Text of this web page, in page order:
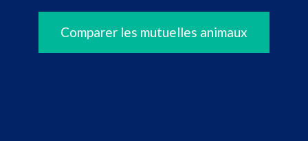
Comparer les mutuelles animaux